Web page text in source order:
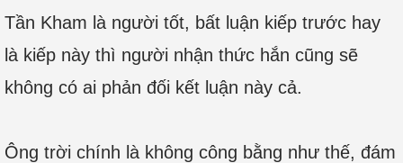
Tần Kham là người tốt, bất luận kiếp trước hay
là kiếp này thì người nhận thức hắn cũng sẽ
không có ai phản đối kết luận này cả.
Ông trời chính là không công bằng như thế, đám